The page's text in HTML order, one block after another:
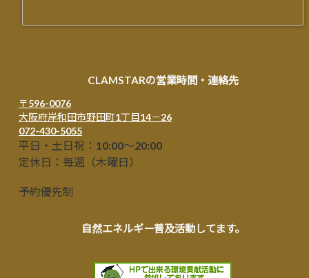
CLAMSTARの営業時間・連絡先
〒596-0076
大阪府岸和田市野田町1丁目14－26
072-430-5055
平日・土日祝：10:00～20:00
定休日：毎週（木曜日）
予約優先制
自然エネルギー普及活動してます。